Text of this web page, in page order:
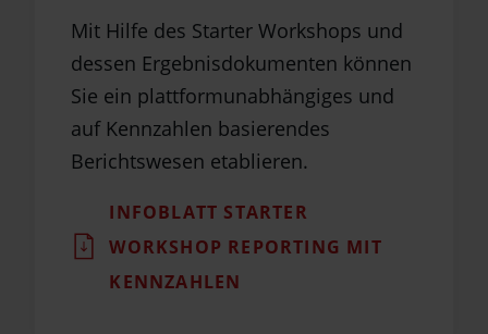
Mit Hilfe des Starter Workshops und
dessen Ergebnisdokumenten können
Sie ein plattformunabhängiges und
auf Kennzahlen basierendes
Berichtswesen etablieren.
INFOBLATT STARTER
WORKSHOP REPORTING MIT
KENNZAHLEN